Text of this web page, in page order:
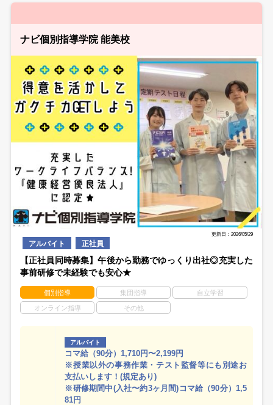
ナビ個別指導学院 能美校
更新日：2026/05/29
アルバイト 正社員
【正社員同時募集】午後から勤務でゆっくり出社◎充実した
事前研修で未経験でも安心★
個別指導 集団指導 自立学習
オンライン指導 その他
アルバイト
コマ給（90分）1,710円〜2,199円
※授業以外の事務作業・テスト監督等にも別途お
支払いします！(規定あり)
※研修期間中(入社〜約3ヶ月間)コマ給（90分）1,5
81円